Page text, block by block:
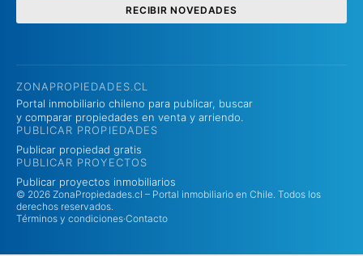
RECIBIR NOVEDADES
ZONAPROPIEDADES.CL
Portal inmobiliario chileno para publicar, buscar
y comparar propiedades en venta y arriendo.
PUBLICAR PROPIEDADES
Publicar propiedad gratis
PUBLICAR PROYECTOS
Publicar proyectos inmobiliarios
© 2026 ZonaPropiedades.cl – Portal inmobiliario en Chile. Todos los
derechos reservados.
Términos y condiciones·Contacto